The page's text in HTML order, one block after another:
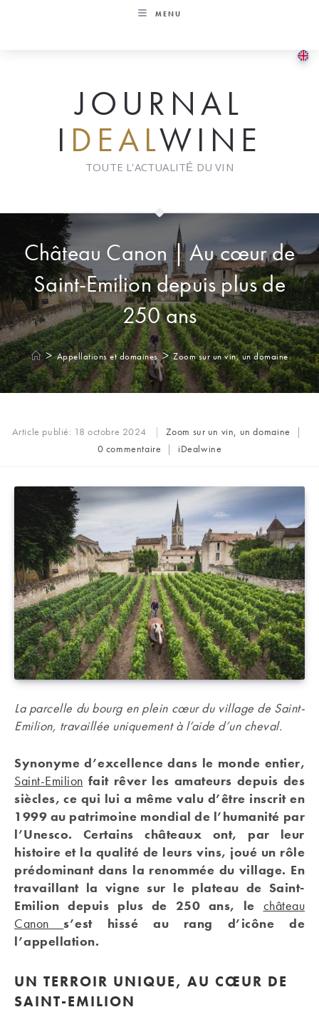
MENU
JOURNAL
I DEALWINE
TOUTE L'ACTUALITÉ DU VIN
Château Canon | Au cœur de
Saint-Emilion depuis plus de
250 ans
> Appellations et domaines > Zoom sur un vin, un domaine
Article publié: 18 octobre 2024
Post
category:
Zoom sur un vin, un domaine
Commentaires
publication :
0 commentaire
Auteur/autrice
publication :
iDealwine
La parcelle du bourg en plein cœur du village de Saint-
Emilion, travaillée uniquement à l’aide d’un cheval.
Synonyme d’excellence dans le monde entier,
Saint-Emilion fait rêver les amateurs depuis des
siècles, ce qui lui a même valu d’être inscrit en
1999 au patrimoine mondial de l’humanité par
l’Unesco. Certains châteaux ont, par leur
histoire et la qualité de leurs vins, joué un rôle
prédominant dans la renommée du village. En
travaillant la vigne sur le plateau de Saint-
Emilion depuis plus de 250 ans, le château
Canons’est hissé au rang d’icône de
l’appellation.
UN TERROIR UNIQUE, AU CŒUR DE
SAINT-EMILION